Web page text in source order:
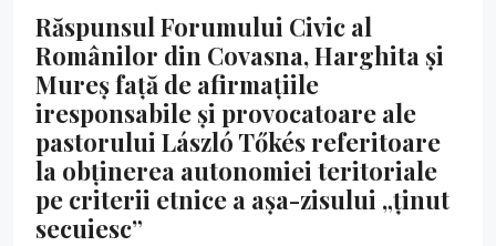
Răspunsul Forumului Civic al
Românilor din Covasna, Harghita și
Mureș față de afirmațiile
iresponsabile și provocatoare ale
pastorului László Tőkés referitoare
la obținerea autonomiei teritoriale
pe criterii etnice a așa-zisului „ținut
secuiesc”